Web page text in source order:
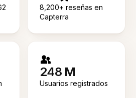
8,200+ reseñas en
Capterra
248 M
Usuarios registrados